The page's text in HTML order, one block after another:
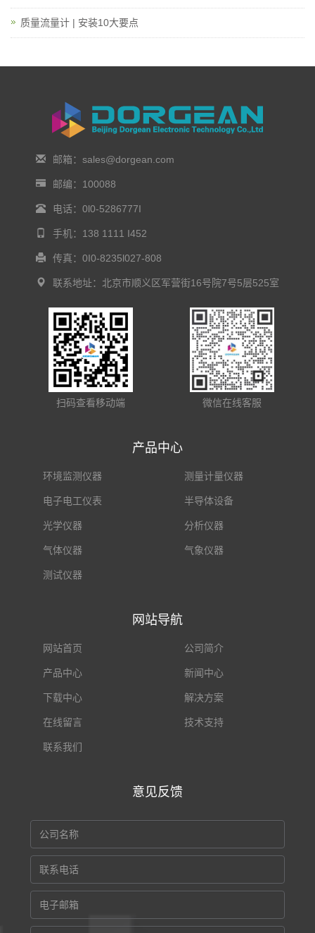
质量流量计 | 安装10大要点
邮箱：sales@dorgean.com
邮编：100088
电话：0l0-5286777I
手机：138 1111 I452
传真：0I0-8235l027-808
联系地址：北京市顺义区军营街16号院7号5层525室
扫码查看移动端 微信在线客服
产品中心
环境监测仪器 测量计量仪器
电子电工仪表 半导体设备
光学仪器 分析仪器
气体仪器 气象仪器
测试仪器
网站导航
网站首页 公司简介
产品中心 新闻中心
下载中心 解决方案
在线留言 技术支持
联系我们
意见反馈